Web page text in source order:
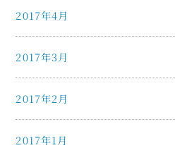
2017年4月
2017年3月
2017年2月
2017年1月